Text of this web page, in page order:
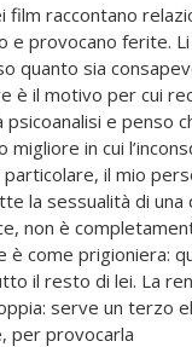
raccontano
e provocano ferite.
quanto sia
è il motivo per cui
psicoanalisi e penso
migliore in cui
il mio
la sessualità di una
non è
è come prigioniera:
il resto di lei. La
serve un terzo
per provocarla